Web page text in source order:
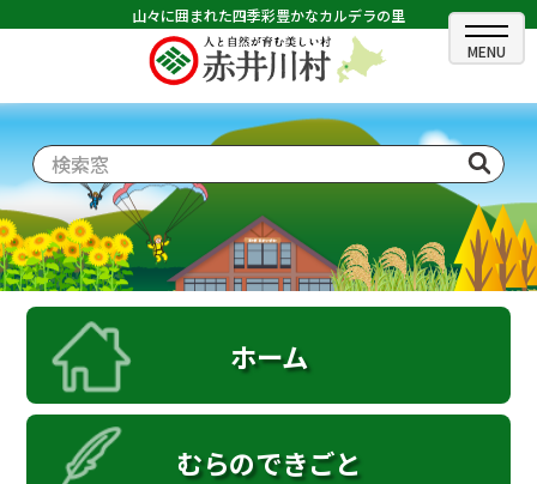
山々に囲まれた四季彩豊かなカルデラの里
ホーム
むらのできごと
むらのプロフィール
くらしの情報
村長室
ふるさと納税
観光・イベント情報
ホーム
むらのできごと